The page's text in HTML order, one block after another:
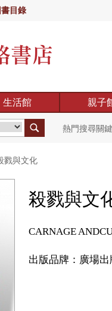
目錄
生活館 親子
熱門搜尋關
戮與文化
殺戮與文
CARNAGE
出版品牌：廣場出